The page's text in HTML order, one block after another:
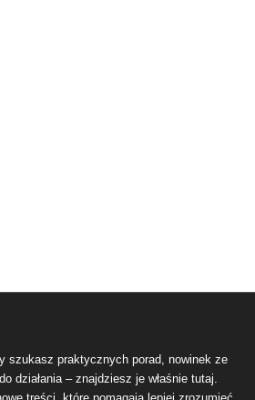
szukasz praktycznych porad, nowinek ze
działania – znajdziesz je właśnie tutaj.